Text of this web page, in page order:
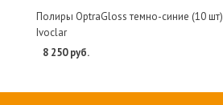
Полиры OptraGloss темно-синие (10 шт)
Ivoclar
8 250 руб.